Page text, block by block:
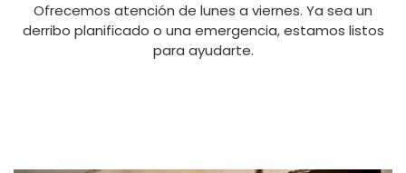
Ofrecemos atención de lunes a viernes. Ya sea un
derribo planificado o una emergencia, estamos listos
para ayudarte.